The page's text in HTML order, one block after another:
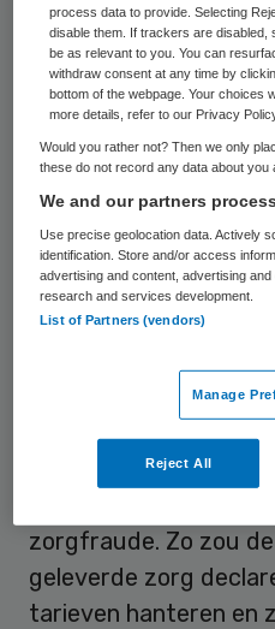
© Elena / Stock.adobe.com
In hetartikel van
de reactie het
maximaal te
grenzen van het
zorgfraude. Zo zou
geleverde zorg
tarieven hanteren en
process data to provide. Selecting
disable them. If trackers are
be as relevant to you. You can
withdraw consent at any time by
bottom of the webpage. Your choices
more details, refer to our Privacy
Would you rather not? Then we only
these do not record any data about you
We and our partners
Use precise geolocation data. Actively
identification. Store and/or access
advertising and content, advertising
research and services development.
List of Partners (vendors)
Manage
Reject All